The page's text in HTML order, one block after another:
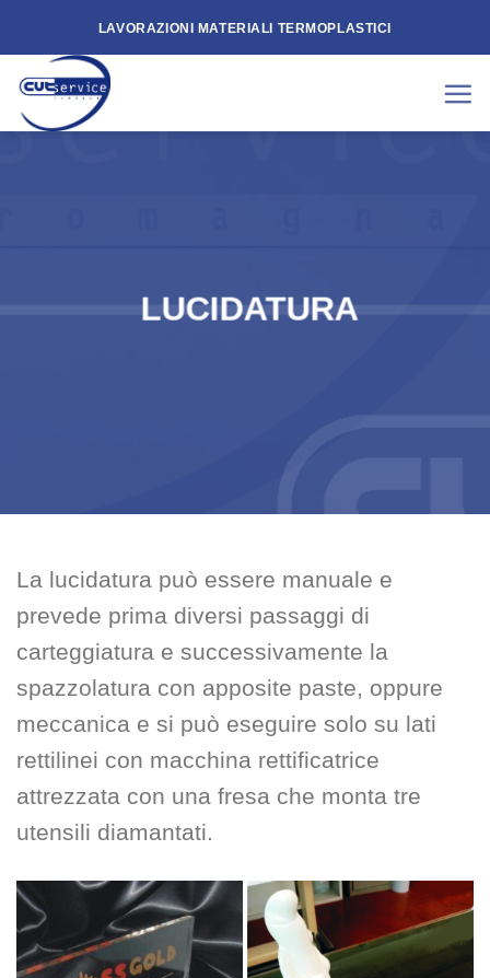
content
LAVORAZIONI MATERIALI TERMOPLASTICI
LUCIDATURA
La lucidatura può essere manuale e
prevede prima diversi passaggi di
carteggiatura e successivamente la
spazzolatura con apposite paste, oppure
meccanica e si può eseguire solo su lati
rettilinei con macchina rettificatrice
attrezzata con una fresa che monta tre
utensili diamantati.